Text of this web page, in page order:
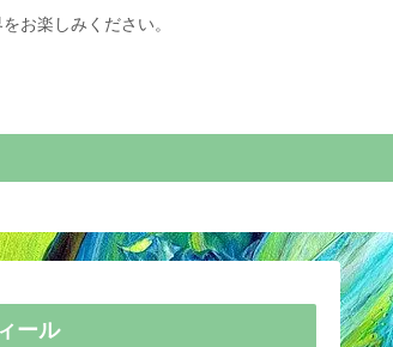
お楽しみください。
ール